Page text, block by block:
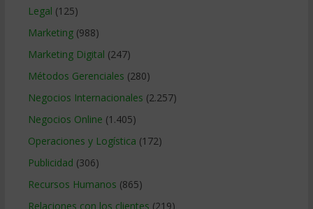
Legal (125)
Marketing(988)
Marketing Digital (247)
Métodos Gerenciales (280)
Negocios Internacionales (2.257)
Negocios Online (1.405)
Operaciones y Logística (172)
Publicidad (306)
Recursos Humanos (865)
Relaciones con los clientes (219)